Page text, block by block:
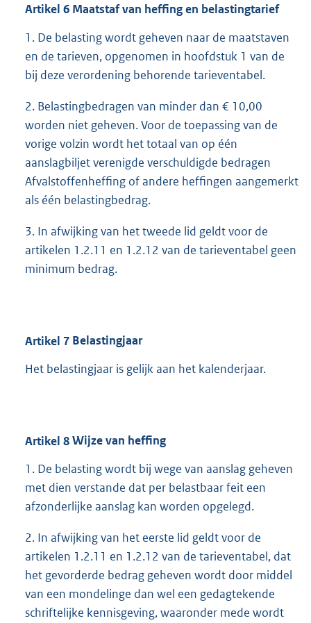
Artikel 6 Maatstaf van heffing en belastingtarief
1. De belasting wordt geheven naar de maatstaven
en de tarieven, opgenomen in hoofdstuk 1 van de
bij deze verordening behorende tarieventabel.
2. Belastingbedragen van minder dan € 10,00
worden niet geheven. Voor de toepassing van de
vorige volzin wordt het totaal van op één
aanslagbiljet verenigde verschuldigde bedragen
Afvalstoffenheffing of andere heffingen aangemerkt
als één belastingbedrag.
3. In afwijking van het tweede lid geldt voor de
artikelen 1.2.11 en 1.2.12 van de tarieventabel geen
minimum bedrag.
Artikel 7 Belastingjaar
Het belastingjaar is gelijk aan het kalenderjaar.
Artikel 8Wijze van heffing
1. De belasting wordt bij wege van aanslag geheven
met dien verstande dat per belastbaar feit een
afzonderlijke aanslag kan worden opgelegd.
2. In afwijking van het eerste lid geldt voor de
artikelen 1.2.11 en 1.2.12 van de tarieventabel, dat
het gevorderde bedrag geheven wordt door middel
van een mondelinge dan wel een gedagtekende
schriftelijke kennisgeving, waaronder mede wordt